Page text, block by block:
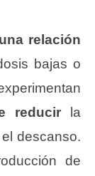
relación
bajas o
reducir la
descanso.
de